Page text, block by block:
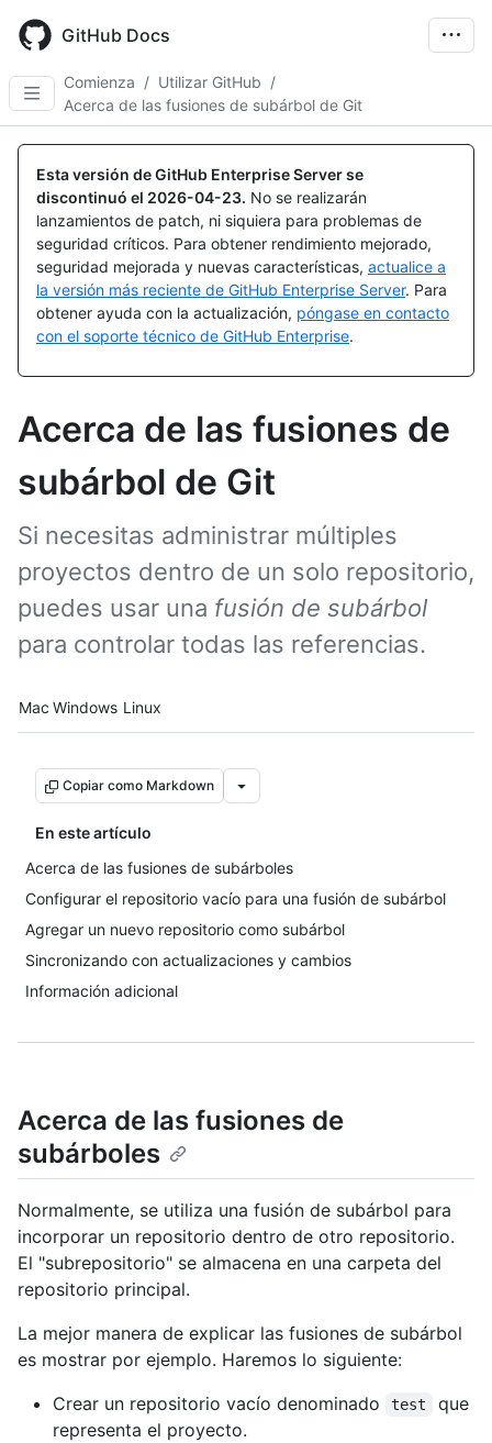
main
content
GitHub Docs
Comienza / Utilizar GitHub /
Acerca de las fusiones de subárbol de Git
Esta versión de GitHub Enterprise Server se
discontinuó el 2026-04-23. No se realizarán
lanzamientos de patch, ni siquiera para problemas de
seguridad críticos. Para obtener rendimiento mejorado,
seguridad mejorada y nuevas características, actualice a
la versión más reciente de GitHub Enterprise Server. Para
obtener ayuda con la actualización, póngase en contacto
con el soporte técnico de GitHub Enterprise.
Acerca de las fusiones de
subárbol de Git
Si necesitas administrar múltiples
proyectos dentro de un solo repositorio,
puedes usar una fusión de subárbol
para controlar todas las referencias.
Platform navigation
Mac Windows Linux
Copiar como Markdown
En este artículo
Acerca de las fusiones de subárboles
Configurar el repositorio vacío para una fusión de subárbol
Agregar un nuevo repositorio como subárbol
Sincronizando con actualizaciones y cambios
Información adicional
Acerca de las fusiones de
subárboles
Normalmente, se utiliza una fusión de subárbol para
incorporar un repositorio dentro de otro repositorio.
El "subrepositorio" se almacena en una carpeta del
repositorio principal.
La mejor manera de explicar las fusiones de subárbol
es mostrar por ejemplo. Haremos lo siguiente:
Crear un repositorio vacío denominado
test
que
representa el proyecto.